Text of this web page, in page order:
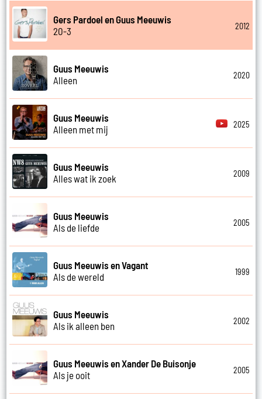
Gers Pardoel en Guus Meeuwis
20-3
2012
Guus Meeuwis
Alleen
2020
Guus Meeuwis
Alleen met mij
2025
Guus Meeuwis
Alles wat ik zoek
2009
Guus Meeuwis
Als de liefde
2005
Guus Meeuwis en Vagant
Als de wereld
1999
Guus Meeuwis
Als ik alleen ben
2002
Guus Meeuwis en Xander De Buisonje
Als je ooit
2005